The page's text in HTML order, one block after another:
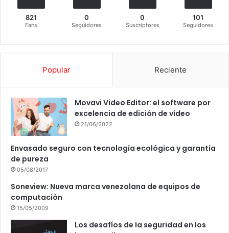
821
Fans
0
Seguidores
0
Suscriptores
101
Seguidores
Popular Reciente
Movavi Video Editor: el software por
excelencia de edición de vídeo
21/06/2022
Envasado seguro con tecnología ecológica y garantía
de pureza
05/08/2017
Soneview: Nueva marca venezolana de equipos de
computación
15/05/2009
Los desafíos de la seguridad en los